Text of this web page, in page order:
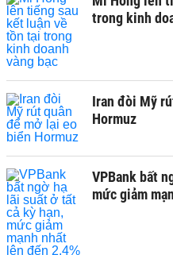
trong kinh
Iran đòi Mỹ
Hormuz
VPBank bất
mức giảm